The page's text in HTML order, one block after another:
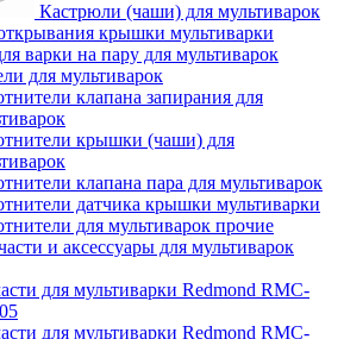
Кастрюли (чаши) для мультиварок
крышки мультиварки
варки на пару для мультиварок
для мультиварок
клапана запирания для
крышки (чаши) для
клапана пара для мультиварок
датчика крышки мультиварки
для мультиварок прочие
и аксессуары для мультиварок
для мультиварки Redmond RMC-
для мультиварки Redmond RMC-